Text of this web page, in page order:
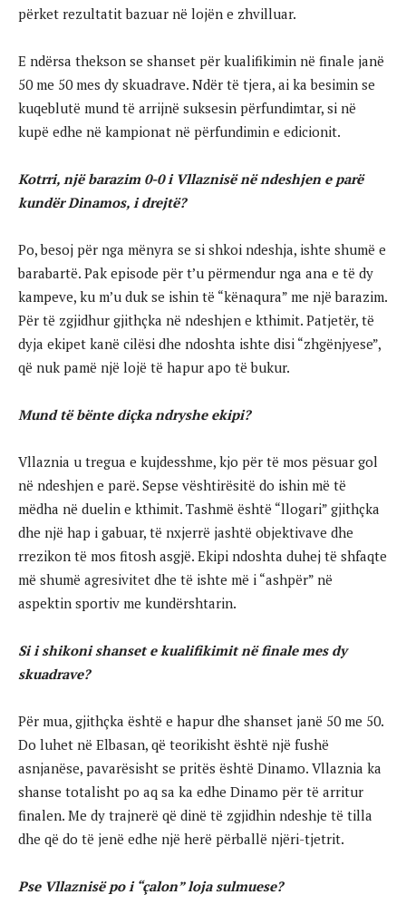
përket rezultatit bazuar në lojën e zhvilluar.
E ndërsa thekson se shanset për kualifikimin në finale janë
50 me 50 mes dy skuadrave. Ndër të tjera, ai ka besimin se
kuqeblutë mund të arrijnë suksesin përfundimtar, si në
kupë edhe në kampionat në përfundimin e edicionit.
Kotrri, një barazim 0-0 i Vllaznisë në ndeshjen e parë
kundër Dinamos, i drejtë?
Po, besoj për nga mënyra se si shkoi ndeshja, ishte shumë e
barabartë. Pak episode për t’u përmendur nga ana e të dy
kampeve, ku m’u duk se ishin të “kënaqura” me një barazim.
Për të zgjidhur gjithçka në ndeshjen e kthimit. Patjetër, të
dyja ekipet kanë cilësi dhe ndoshta ishte disi “zhgënjyese”,
që nuk pamë një lojë të hapur apo të bukur.
Mund të bënte diçka ndryshe ekipi?
Vllaznia u tregua e kujdesshme, kjo për të mos pësuar gol
në ndeshjen e parë. Sepse vështirësitë do ishin më të
mëdha në duelin e kthimit. Tashmë është “llogari” gjithçka
dhe një hap i gabuar, të nxjerrë jashtë objektivave dhe
rrezikon të mos fitosh asgjë. Ekipi ndoshta duhej të shfaqte
më shumë agresivitet dhe të ishte më i “ashpër” në
aspektin sportiv me kundërshtarin.
Si i shikoni shanset e kualifikimit në finale mes dy
skuadrave?
Për mua, gjithçka është e hapur dhe shanset janë 50 me 50.
Do luhet në Elbasan, që teorikisht është një fushë
asnjanëse, pavarësisht se pritës është Dinamo. Vllaznia ka
shanse totalisht po aq sa ka edhe Dinamo për të arritur
finalen. Me dy trajnerë që dinë të zgjidhin ndeshje të tilla
dhe që do të jenë edhe një herë përballë njëri-tjetrit.
Pse Vllaznisë po i “çalon” loja sulmuese?